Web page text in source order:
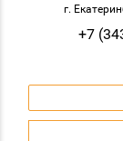
г.
+7